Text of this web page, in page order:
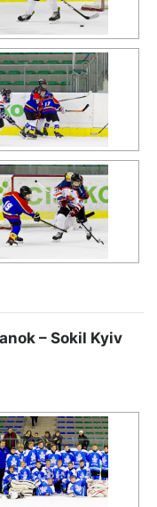
– Sokil Kyiv